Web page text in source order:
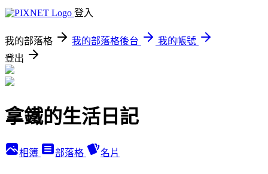
登入
我的部落格 我的部落格後台
我的帳號
登出
拿鐵的生活日記
相簿 部落格 名片